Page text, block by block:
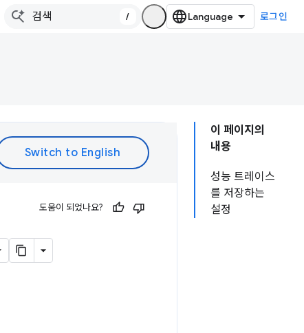
/ 로그인
이 페이지의
내용
성능 트레이스
를 저장하는
설정
도움이 되었나요?